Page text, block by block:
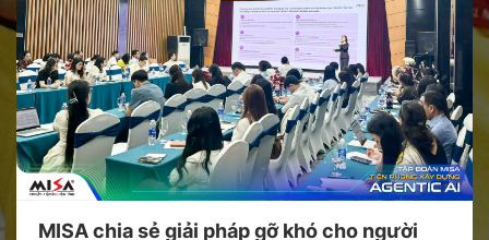
MISA chia sẻ giải pháp gỡ khó cho người